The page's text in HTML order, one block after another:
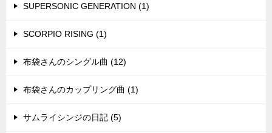
SUPERSONIC GENERATION (1)
SCORPIO RISING (1)
布袋さんのシングル曲 (12)
布袋さんのカップリング曲 (1)
サムライシンジの日記 (5)